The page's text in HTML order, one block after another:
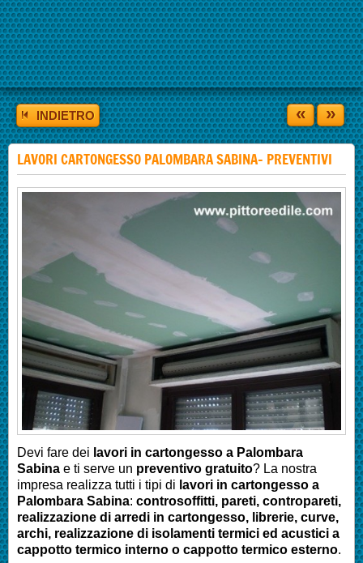
INDIETRO « »
LAVORI CARTONGESSO PALOMBARA SABINA- PREVENTIVI
Devi fare dei lavori in cartongesso a Palombara
Sabina e ti serve un preventivo gratuito? La nostra
impresa realizza tutti i tipi di lavori in cartongesso a
Palombara Sabina: controsoffitti, pareti, contropareti,
realizzazione di arredi in cartongesso, librerie, curve,
archi, realizzazione di isolamenti termici ed acustici a
cappotto termico interno o cappotto termico esterno.